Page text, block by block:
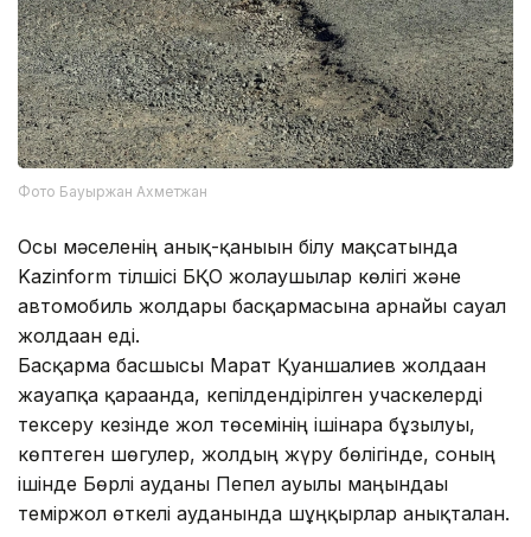
Фото Бауыржан Ахметжан
Осы мәселенің анық-қанығын білу мақсатында
Kazinform тілшісі БҚО жолаушылар көлігі және
автомобиль жолдары басқармасына арнайы сауал
жолдаған еді.
Басқарма басшысы Марат Қуаншалиев жолдаған
жауапқа қарағанда, кепілдендірілген учаскелерді
тексеру кезінде жол төсемінің ішінара бұзылуы,
көптеген шөгулер, жолдың жүру бөлігінде, соның
ішінде Бөрлі ауданы Пепел ауылы маңындағы
теміржол өткелі ауданында шұңқырлар анықталған.